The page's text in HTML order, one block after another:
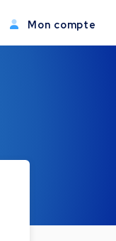
Mon compte